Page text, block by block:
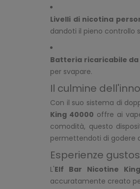
Livelli di nicotina
dandoti il pieno controllo
Batteria ricaricabile da
per svapare.
Il culmine
Con il suo sistema di
King 40000 offre ai
comodità, questo
permettendoti di godere
Esperienze
L'Elf Bar Nicotine
accuratamente creato